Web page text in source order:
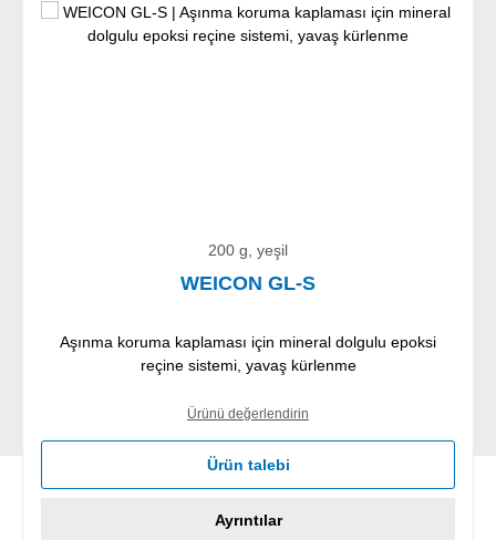
200 g, yeşil
WEICON GL-S
Aşınma koruma kaplaması için mineral dolgulu epoksi
reçine sistemi, yavaş kürlenme
Ürünü değerlendirin
Ürün talebi
Ayrıntılar